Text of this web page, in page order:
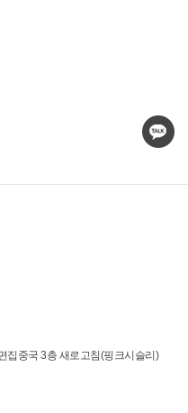
집중국 3층 새로고침(핑크시슬리)